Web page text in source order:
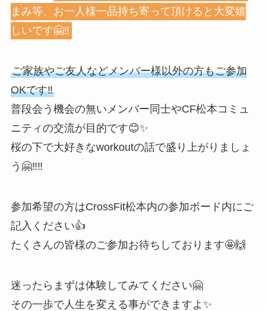
まみ等、お一人様一品持ち寄って頂けると大変嬉
しいです🤗‼️
ご家族やご友人などメンバー様以外の方もご参加
OKです‼️
普段会う機会の無いメンバー同士やCF松本コミュ
ニティの交流が目的です😊✨
桜の下で大好きなworkoutの話で盛り上がりましょ
う🤗‼️‼️
参加希望の方はCrossFit松本内の参加ボード内にご
記入ください👍
たくさんの皆様のご参加お待ちしております🤩🙌
迷ったらまずは体験してみてください🤗
その一歩で人生を変える事ができますよ✨